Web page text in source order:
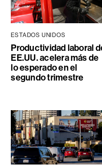
ESTADOS UNIDOS
Productividad laboral
EE.UU. acelera más de
lo esperado en el
segundo trimestre